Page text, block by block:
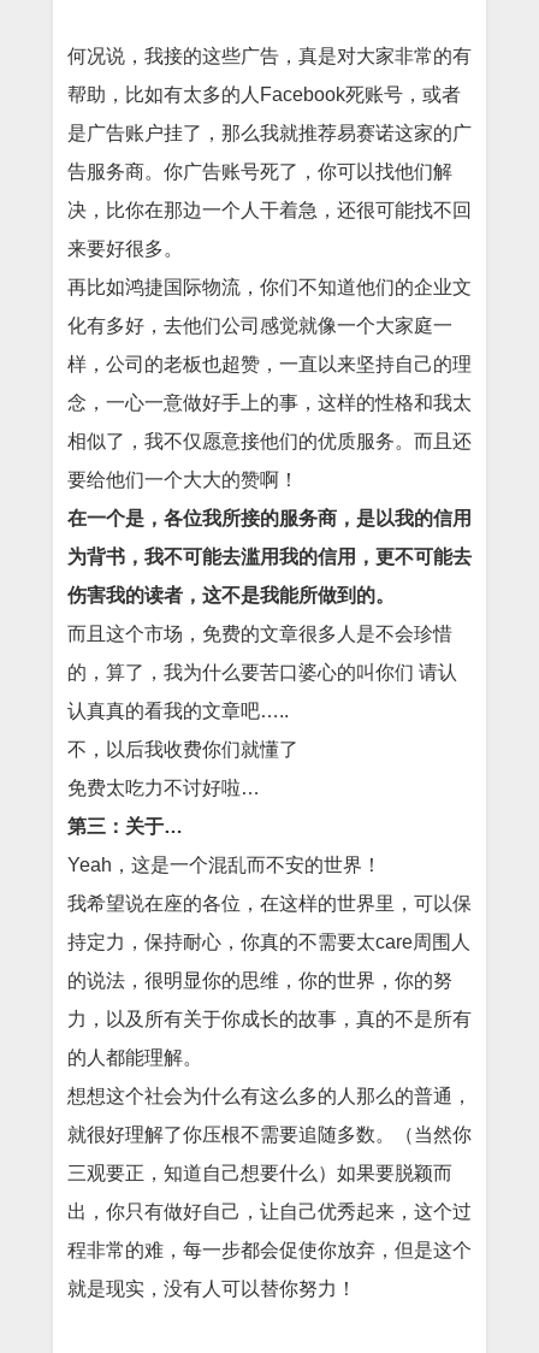
何况说，我接的这些广告，真是对大家非常的有
帮助，比如有太多的人Facebook死账号，或者
是广告账户挂了，那么我就推荐易赛诺这家的广
告服务商。你广告账号死了，你可以找他们解
决，比你在那边一个人干着急，还很可能找不回
来要好很多。
再比如鸿捷国际物流，你们不知道他们的企业文
化有多好，去他们公司感觉就像一个大家庭一
样，公司的老板也超赞，一直以来坚持自己的理
念，一心一意做好手上的事，这样的性格和我太
相似了，我不仅愿意接他们的优质服务。而且还
要给他们一个大大的赞啊！
在一个是，各位我所接的服务商，是以我的信用
为背书，我不可能去滥用我的信用，更不可能去
伤害我的读者，这不是我能所做到的。
而且这个市场，免费的文章很多人是不会珍惜
的，算了，我为什么要苦口婆心的叫你们 请认
认真真的看我的文章吧…..
不，以后我收费你们就懂了
免费太吃力不讨好啦…
第三：关于…
Yeah，这是一个混乱而不安的世界！
我希望说在座的各位，在这样的世界里，可以保
持定力，保持耐心，你真的不需要太care周围人
的说法，很明显你的思维，你的世界，你的努
力，以及所有关于你成长的故事，真的不是所有
的人都能理解。
想想这个社会为什么有这么多的人那么的普通，
就很好理解了你压根不需要追随多数。（当然你
三观要正，知道自己想要什么）如果要脱颖而
出，你只有做好自己，让自己优秀起来，这个过
程非常的难，每一步都会促使你放弃，但是这个
就是现实，没有人可以替你努力！